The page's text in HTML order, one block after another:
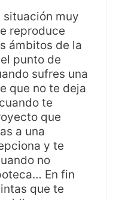
situación muy
reproduce
ámbitos de la
punto de
sufres una
que no te deja
te
que
a una
y te
no
En fin
que te